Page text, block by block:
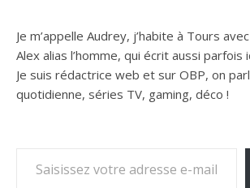
Je m’appelle Audrey, j’habite à Tours
Alex alias l’homme, qui écrit aussi parfois
Je suis rédactrice web et sur OBP, on
quotidienne, séries TV, gaming, déco !